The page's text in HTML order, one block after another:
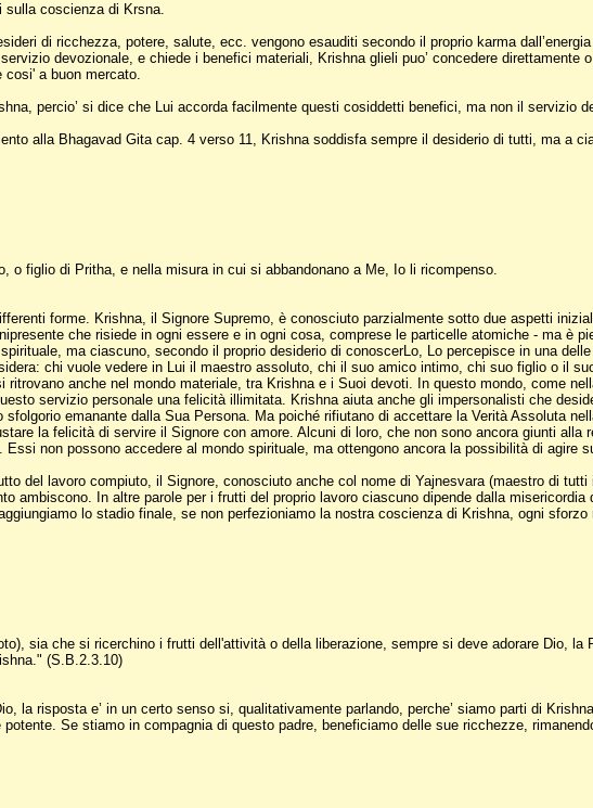
sulla coscienza di Krsna.
di ricchezza, potere, salute, ecc. vengono esauditi secondo il proprio karma
devozionale, e chiede i benefici materiali, Krishna glieli puo’ concedere direttamente
cosi' a buon mercato.
percio’ si dice che Lui accorda facilmente questi cosiddetti benefici, ma non il servizio
alla Bhagavad Gita cap. 4 verso 11, Krishna soddisfa sempre il desiderio di tutti, ma a
o figlio di Pritha, e nella misura in cui si abbandonano a Me, Io li ricompenso.
forme. Krishna, il Signore Supremo, è conosciuto parzialmente sotto due aspetti
che risiede in ogni essere e in ogni cosa, comprese le particelle atomiche - ma è
ma ciascuno, secondo il proprio desiderio di conoscerLo, Lo percepisce in una
chi vuole vedere in Lui il maestro assoluto, chi il suo amico intimo, chi suo figlio o il
anche nel mondo materiale, tra Krishna e i Suoi devoti. In questo mondo, come
servizio personale una felicità illimitata. Krishna aiuta anche gli impersonalisti che
emanante dalla Sua Persona. Ma poiché rifiutano di accettare la Verità Assoluta
la felicità di servire il Signore con amore. Alcuni di loro, che non sono ancora giunti alla
non possono accedere al mondo spirituale, ma ottengono ancora la possibilità di agire
del lavoro compiuto, il Signore, conosciuto anche col nome di Yajnesvara (maestro di
ambiscono. In altre parole per i frutti del proprio lavoro ciascuno dipende dalla
lo stadio finale, se non perfezioniamo la nostra coscienza di Krishna, ogni
sia che si ricerchino i frutti dell'attività o della liberazione, sempre si deve adorare Dio,
(S.B.2.3.10)
la risposta e’ in un certo senso si, qualitativamente parlando, perche’ siamo parti di
Se stiamo in compagnia di questo padre, beneficiamo delle sue ricchezze,